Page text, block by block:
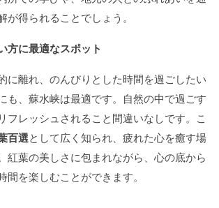
が得られることでしょう。
方に最適なスポット
に離れ、のんびりとした時間を過ごしたい
も、蘇水峡は最適です。自然の中で過ごす
フレッシュされること間違いなしです。こ
百選として広く知られ、疲れた心を癒す場
紅葉の美しさに包まれながら、心の底から
間を楽しむことができます。